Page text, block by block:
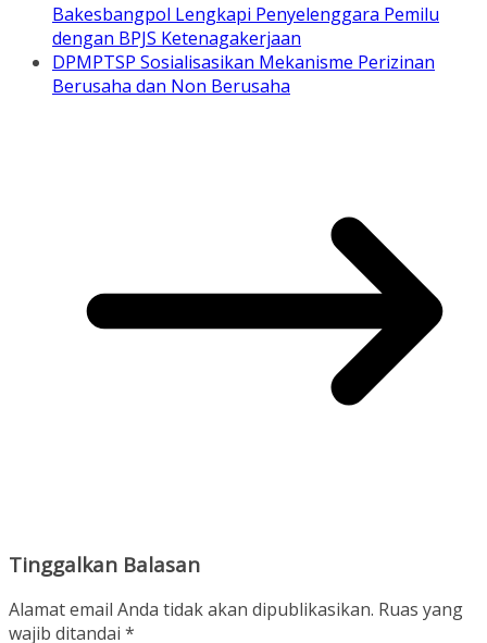
Bakesbangpol Lengkapi Penyelenggara Pemilu
dengan BPJS Ketenagakerjaan
DPMPTSP Sosialisasikan Mekanisme Perizinan
Berusaha dan Non Berusaha
Tinggalkan Balasan
Alamat email Anda tidak akan dipublikasikan. Ruas yang
wajib ditandai *